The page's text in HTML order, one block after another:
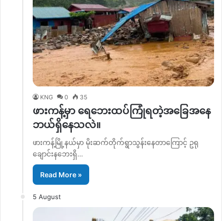
KNG 0 35
ဖားကန့်မှာ ရေဘေးထပ်ကြုံရတဲ့အခြေအနေ
ဘယ်ရှိနေသလဲ။
ဖားကန့်မြို့နယ်မှာ မိုးဆက်တိုက်ရွာသွန်းနေတာကြောင့် ဥရု
ချောင်းနဘေးရှိ…
Read More »
5 August